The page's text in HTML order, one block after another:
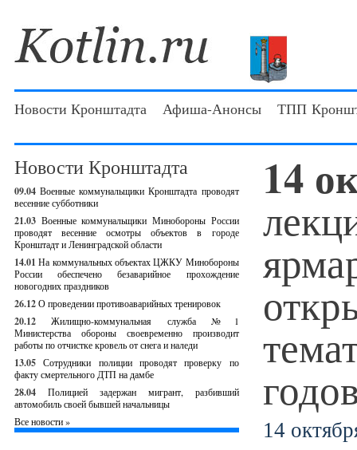
Новости Кронштадта Афиша-Анонсы ТПП
Новости Кронштадта
09.04 Военные коммунальщики Кронштадта проводят
весенние субботники
21.03 Военные коммунальщики Минобороны России
проводят весенние осмотры объектов в городе
Кронштадт и Ленинградской области
14.01 На коммунальных объектах ЦЖКУ Минобороны
России обеспечено безаварийное прохождение
новогодних праздников
26.12О проведении противоаварийных тренировок
20.12
Жилищно-коммунальная служба №1
Министерства обороны своевременно производит
работы по отчистке кровель от снега и наледи
13.05 Сотрудники полиции проводят проверку по
факту смертельного ДТП на дамбе
28.04
Полицией задержан мигрант, разбивший
автомобиль своей бывшей начальницы
Все новости »
14
14